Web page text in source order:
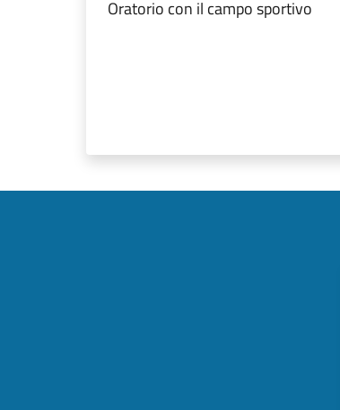
Oratorio con il campo sportivo